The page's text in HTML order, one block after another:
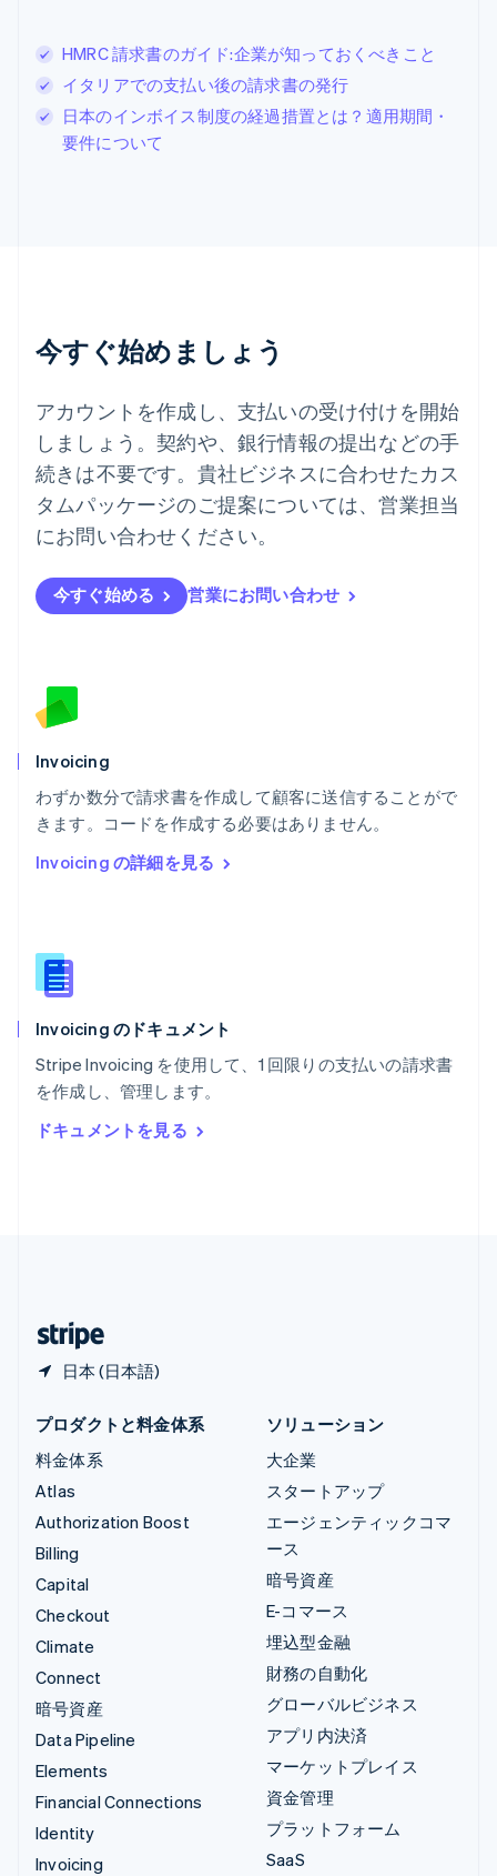
HMRC 請求書のガイド:企業が知っておくべきこと
イタリアでの支払い後の請求書の発行
日本のインボイス制度の経過措置とは？適用期間・
要件について
今すぐ始めましょう
アカウントを作成し、支払いの受け付けを開始
しましょう。契約や、銀行情報の提出などの手
続きは不要です。貴社ビジネスに合わせたカス
タムパッケージのご提案については、営業担当
にお問い合わせください。
今すぐ始める 営業にお問い合わせ
Invoicing
わずか数分で請求書を作成して顧客に送信することがで
きます。コードを作成する必要はありません。
Invoicing の詳細を見る
Invoicing のドキュメント
Stripe Invoicing を使用して、1 回限りの支払いの請求書
を作成し、管理します。
ドキュメントを見る
日本 (日本語)
SvenskaEnglish
スペイン
Español English
スロバキア
English
ドイツ
ニュージーランド
English
ノルウェー
English
ハンガリー
English
フィンランド
English Svenska
ブラジル
PortuguêsEnglish
フランス
English
ベルギー
ポーランド
English
ポルトガル
PortuguêsEnglish
English
Español
ラトビア
リトアニア
リヒテンシュタイン
DeutschEnglish
English
プロダクトと料金体系
料金体系
Atlas
Authorization Boost
Billing
Capital
Checkout
Climate
Connect
暗号資産
Data Pipeline
Elements
Financial Connections
Identity
Invoicing
ソリューション
大企業
スタートアップ
エージェンティックコマ
ース
暗号資産
E-コマース
埋込型金融
財務の自動化
グローバルビジネス
アプリ内決済
マーケットプレイス
資金管理
プラットフォーム
SaaS